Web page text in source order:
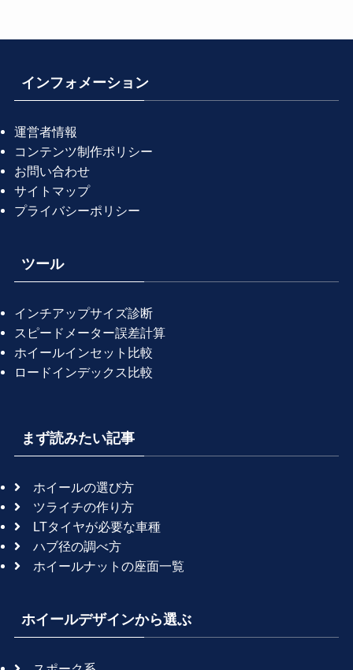
インフォメーション
運営者情報
コンテンツ制作ポリシー
お問い合わせ
サイトマップ
プライバシーポリシー
ツール
インチアップサイズ診断
スピードメーター誤差計算
ホイールインセット比較
ロードインデックス比較
まず読みたい記事
ホイールの選び方
ツライチの作り方
LTタイヤが必要な車種
ハブ径の調べ方
ホイールナットの座面一覧
ホイールデザインから選ぶ